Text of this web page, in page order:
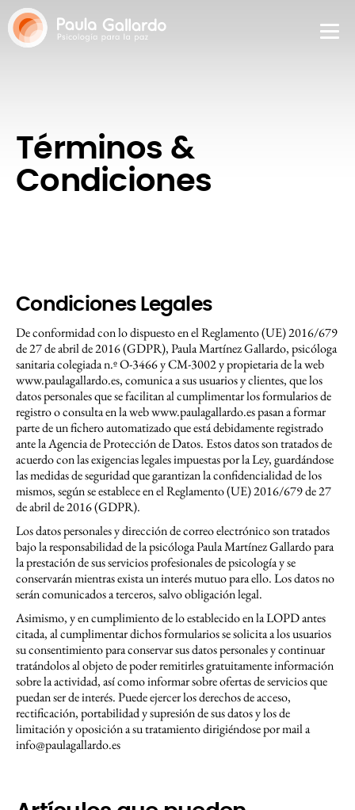
Términos &
Condiciones
Condiciones Legales
De conformidad con lo dispuesto en el Reglamento (UE) 2016/679
de 27 de abril de 2016 (GDPR), Paula Martínez Gallardo, psicóloga
sanitaria colegiada n.º O-3466 y CM-3002 y propietaria de la web
www.paulagallardo.es, comunica a sus usuarios y clientes, que los
datos personales que se facilitan al cumplimentar los formularios de
registro o consulta en la web www.paulagallardo.es pasan a formar
parte de un fichero automatizado que está debidamente registrado
ante la Agencia de Protección de Datos. Estos datos son tratados de
acuerdo con las exigencias legales impuestas por la Ley, guardándose
las medidas de seguridad que garantizan la confidencialidad de los
mismos, según se establece en el Reglamento (UE) 2016/679 de 27
de abril de 2016 (GDPR).
Los datos personales y dirección de correo electrónico son tratados
bajo la responsabilidad de la psicóloga Paula Martínez Gallardo para
la prestación de sus servicios profesionales de psicología y se
conservarán mientras exista un interés mutuo para ello. Los datos no
serán comunicados a terceros, salvo obligación legal.
Asimismo, y en cumplimiento de lo establecido en la LOPD antes
citada, al cumplimentar dichos formularios se solicita a los usuarios
su consentimiento para conservar sus datos personales y continuar
tratándolos al objeto de poder remitirles gratuitamente información
sobre la actividad, así como informar sobre ofertas de servicios que
puedan ser de interés. Puede ejercer los derechos de acceso,
rectificación, portabilidad y supresión de sus datos y los de
limitación y oposición a su tratamiento dirigiéndose por mail a
info@paulagallardo.es